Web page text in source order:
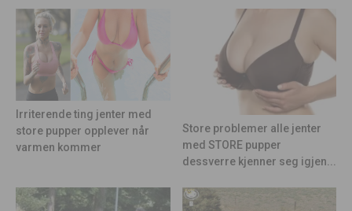
Irriterende ting jenter med
store pupper opplever når
varmen kommer
Store problemer alle jenter
med STORE pupper
dessverre kjenner seg igjen...